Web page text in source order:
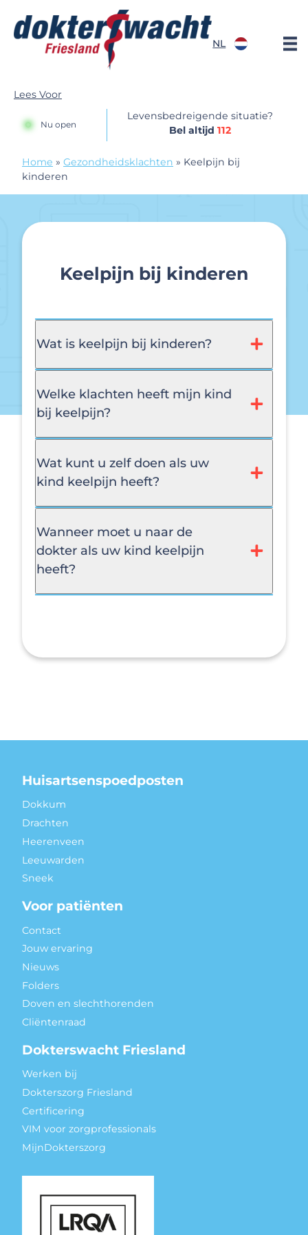
NL
Lees Voor
Nu open
Levensbedreigende situatie?
Bel altijd112
Home » Gezondheidsklachten » Keelpijn bij
kinderen
Keelpijn bij kinderen
Wat is keelpijn bij kinderen?
Welke klachten heeft mijn kind
bij keelpijn?
Wat kunt u zelf doen als uw
kind keelpijn heeft?
Wanneer moet u naar de
dokter als uw kind keelpijn
heeft?
Huisartsenspoedposten
Dokkum
Drachten
Heerenveen
Leeuwarden
Sneek
Voor patiënten
Contact
Jouw ervaring
Nieuws
Folders
Doven en slechthorenden
Cliëntenraad
Dokterswacht Friesland
Werken bij
Dokterszorg Friesland
Certificering
VIM voor zorgprofessionals
MijnDokterszorg